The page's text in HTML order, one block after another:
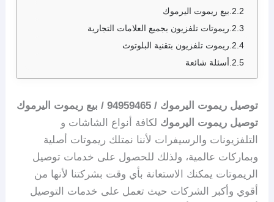
بيع ريموت اليرموك
ريموتات تلفزيون بجميع العلامات التجارية
ريموت تلفزيون بتقنية البلوتوث
أسئلة شائعة
توصيل ريموت اليرموك / 94959465 / بيع ريموت اليرموك
توصيل ريموت اليرموك لكافة أنواع الشاشات و
التلفزيونات والرسيفرات لأننا نمتلك ريموتات أصلية
وبماركات عالمية، ولذلك للحصول على خدمات توصيل
الريموتات يمكنك الاستعانة بأي وقت بشركتنا لأنها من
أقوي وأكبر الشركات حيث تعمل على خدمات التوصيل